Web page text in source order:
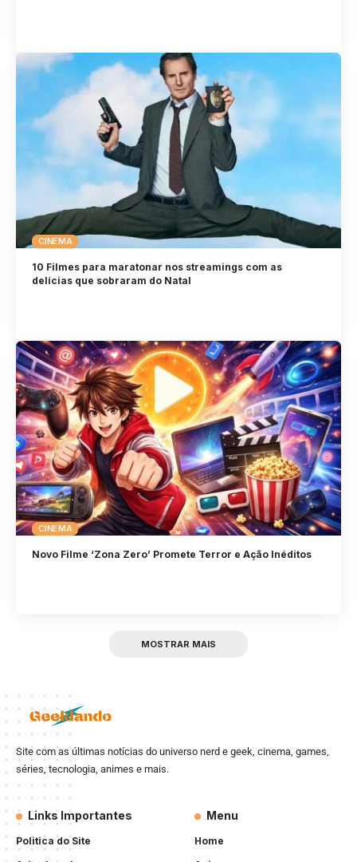
CINEMA
10 Filmes para maratonar nos streamings com as
delícias que sobraram do Natal
CINEMA
Novo Filme ‘Zona Zero’ Promete Terror e Ação Inéditos
MOSTRAR MAIS
Site com as últimas notícias do universo nerd e geek, cinema, games,
séries, tecnologia, animes e mais.
Links Importantes
Politica do Site
Menu
Home